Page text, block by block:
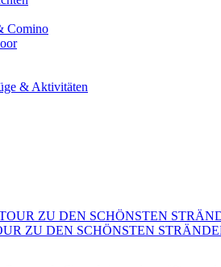
Comino
& Aktivitäten
ZU DEN SCHÖNSTEN